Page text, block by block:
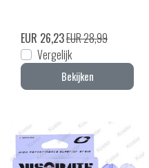
EUR 26,23EUR 28,99
Vergelijk
Bekijken